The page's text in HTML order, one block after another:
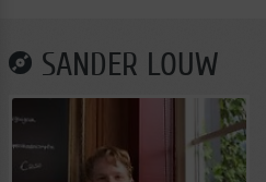
SANDER LOUW